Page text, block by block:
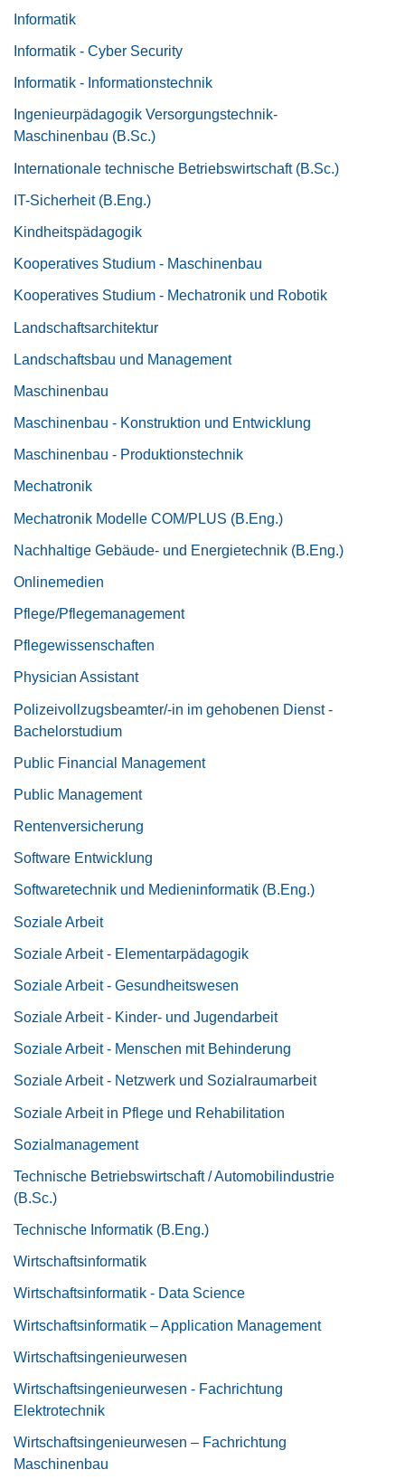
Informatik
Informatik - Cyber Security
Informatik - Informationstechnik
Ingenieurpädagogik Versorgungstechnik-
Maschinenbau (B.Sc.)
Internationale technische Betriebswirtschaft (B.Sc.)
IT-Sicherheit (B.Eng.)
Kindheitspädagogik
Kooperatives Studium - Maschinenbau
Kooperatives Studium - Mechatronik und Robotik
Landschaftsarchitektur
Landschaftsbau und Management
Maschinenbau
Maschinenbau - Konstruktion und Entwicklung
Maschinenbau - Produktionstechnik
Mechatronik
Mechatronik Modelle COM/PLUS (B.Eng.)
Nachhaltige Gebäude- und Energietechnik (B.Eng.)
Onlinemedien
Pflege/Pflegemanagement
Pflegewissenschaften
Physician Assistant
Polizeivollzugsbeamter/-in im gehobenen Dienst -
Bachelorstudium
Public Financial Management
Public Management
Rentenversicherung
Software Entwicklung
Softwaretechnik und Medieninformatik (B.Eng.)
Soziale Arbeit
Soziale Arbeit - Elementarpädagogik
Soziale Arbeit - Gesundheitswesen
Soziale Arbeit - Kinder- und Jugendarbeit
Soziale Arbeit - Menschen mit Behinderung
Soziale Arbeit - Netzwerk und Sozialraumarbeit
Soziale Arbeit in Pflege und Rehabilitation
Sozialmanagement
Technische Betriebswirtschaft / Automobilindustrie
(B.Sc.)
Technische Informatik (B.Eng.)
Wirtschaftsinformatik
Wirtschaftsinformatik - Data Science
Wirtschaftsinformatik – Application Management
Wirtschaftsingenieurwesen
Wirtschaftsingenieurwesen - Fachrichtung
Elektrotechnik
Wirtschaftsingenieurwesen – Fachrichtung
Maschinenbau